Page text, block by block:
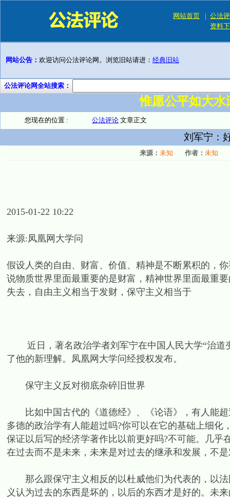
网站首页 | 公法
资料
网站公告： 欢迎访问公法评论网。浏览旧站请进： 经典旧站
公法评论网全站搜索：
惟愿公平如大
您现在的位置 : 公法评论 文章正文
刘军宁：
来源： 未知 作者： 未知
2015-01-22 10:22
来源:凤凰网大学问
假设人类的自由、财富、价值、精神是不断累积的，
说物质世界里面最重要的是财富，精神世界里面最重
失去，自由主义相当于发财，保守主义相当于
近日，著名政治学者刘军宁在中国人民大学“治道
了他的新理解。凤凰网大学问经授权发布。
保守主义反对彻底杂碎旧世界
比如中国古代的《道德经》、《论语》，有人能超
多德的政治学有人能超过吗?你可以在它的基础上细
保证以后写的经济学著作比以前更好吗?不可能。几
在过去而不是未来，未来是对过去的继承和发展，不
那么跟保守主义相反的以杜威他们为代表的，以法
义认为过去的东西是坏的，以后的东西才是好的。未